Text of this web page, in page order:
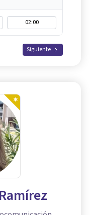
02:00
Siguiente